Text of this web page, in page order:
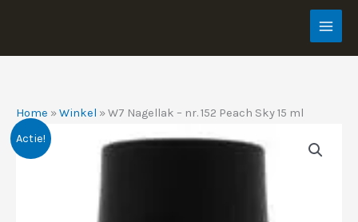
de
Home »Winkel »W7 Nagellak – nr. 152 Peach Sky 15 ml
Actie!